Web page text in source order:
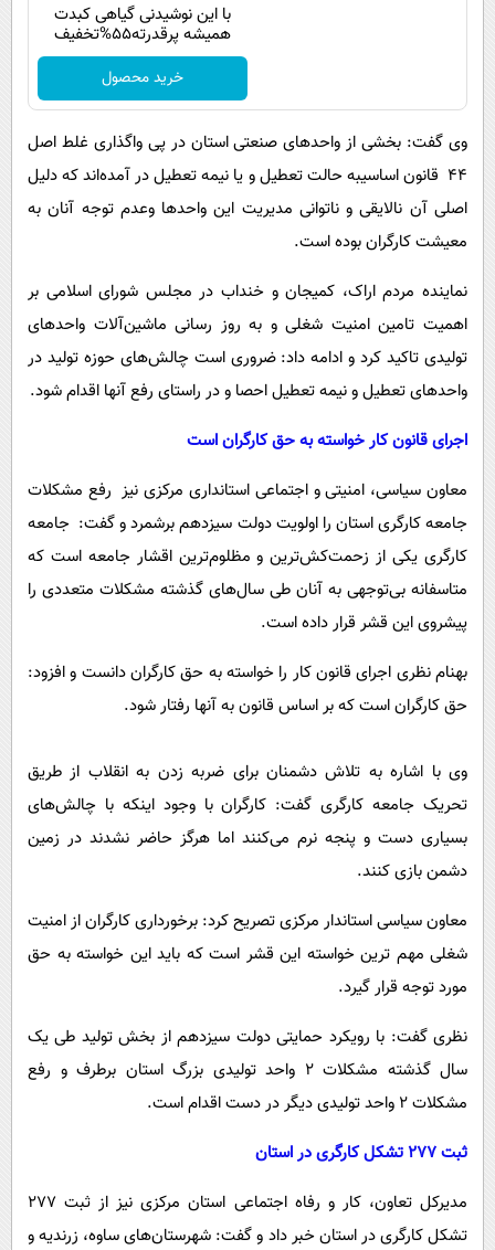
با این نوشیدنی گیاهی کبدت
همیشه پرقدرته55%تخفیف
خرید محصول
وی گفت: بخشی از واحدهای صنعتی استان در پی واگذاری غلط اصل
۴۴ قانون اساسیبه حالت تعطیل و یا نیمه تعطیل در آمده‌اند که دلیل
اصلی آن نالایقی و ناتوانی مدیریت این واحدها وعدم توجه آنان به
معیشت کارگران بوده است.
نماینده مردم اراک، کمیجان و خنداب در مجلس شورای اسلامی بر
اهمیت تامین امنیت شغلی و به روز رسانی ماشین‌آلات واحدهای
تولیدی تاکید کرد و ادامه داد: ضروری است چالش‌های حوزه تولید در
واحدهای تعطیل و نیمه تعطیل احصا و در راستای رفع آنها اقدام شود.
اجرای قانون کار خواسته به حق کارگران است
معاون سیاسی، امنیتی و اجتماعی استانداری مرکزی نیز رفع مشکلات
جامعه کارگری استان را اولویت دولت سیزدهم برشمرد و گفت: جامعه
کارگری یکی از زحمت‌کش‌ترین و مظلوم‌ترین اقشار جامعه است که
متاسفانه بی‌توجهی به آنان طی سال‌های گذشته مشکلات متعددی را
پیشروی این قشر قرار داده است.
بهنام نظری اجرای قانون کار را خواسته به حق کارگران دانست و افزود:
حق کارگران است که بر اساس قانون به آنها رفتار شود.
وی با اشاره به تلاش دشمنان برای ضربه زدن به انقلاب از طریق
تحریک جامعه کارگری گفت: کارگران با وجود اینکه با چالش‌های
بسیاری دست و پنجه نرم می‌کنند اما هرگز حاضر نشدند در زمین
دشمن بازی کنند.
معاون سیاسی استاندار مرکزی تصریح کرد: برخورداری کارگران از امنیت
شغلی مهم ترین خواسته این قشر است که باید این خواسته به حق
مورد توجه قرار گیرد.
نظری گفت: با رویکرد حمایتی دولت سیزدهم از بخش تولید طی یک
سال گذشته مشکلات ۲ واحد تولیدی بزرگ استان برطرف و رفع
مشکلات ۲ واحد تولیدی دیگر در دست اقدام است.
ثبت ۲۷۷ تشکل کارگری در استان
مدیرکل تعاون، کار و رفاه اجتماعی استان مرکزی نیز از ثبت ۲۷۷
تشکل کارگری در استان خبر داد و گفت: شهرستان‌های ساوه، زرندیه و